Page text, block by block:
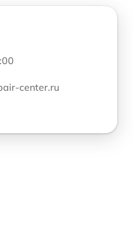
center.ru